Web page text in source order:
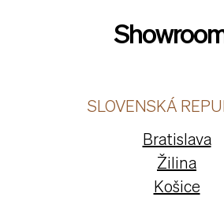
SLOVENSKÁ
Bratislava
Žilina
Košice